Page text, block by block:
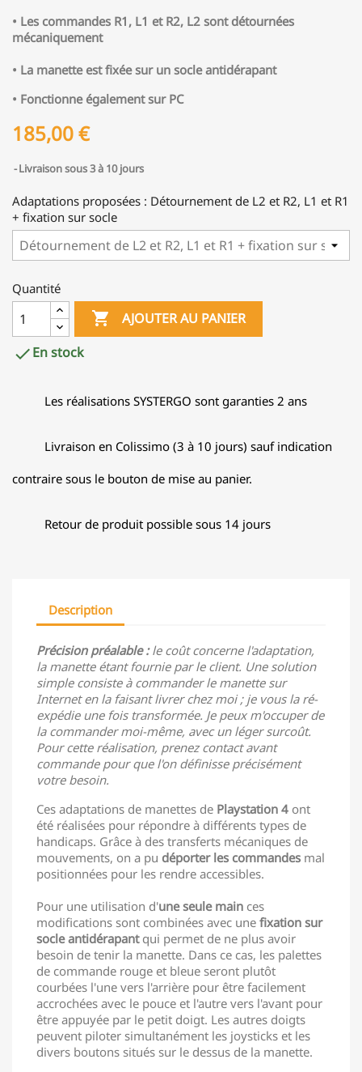
• Les commandes R1, L1 et R2, L2 sont détournées
mécaniquement
• La manette est fixée sur un socle antidérapant
• Fonctionne également sur PC
185,00 €
Livraison sous 3 à 10 jours
Adaptations proposées : Détournement de L2 et R2, L1 et R1
+ fixation sur socle
Quantité
 AJOUTER AU PANIER
En stock
Les réalisations SYSTERGO sont garanties 2 ans
Livraison en Colissimo (3 à 10 jours) sauf indication
contraire sous le bouton de mise au panier.
Retour de produit possible sous 14 jours
Description
Précision préalable :le coût concerne l'adaptation,
la manette étant fournie par le client. Une solution
simple consiste à commander le manette sur
Internet en la faisant livrer chez moi ; je vous la ré-
expédie une fois transformée. Je peux m'occuper de
la commander moi-même, avec un léger surcoût.
Pour cette réalisation, prenez contact avant
commande pour que l'on définisse précisément
votre besoin.
Ces adaptations de manettes de Playstation 4 ont
été réalisées pour répondre à différents types de
handicaps. Grâce à des transferts mécaniques de
mouvements, on a pu déporter les commandes mal
positionnées pour les rendre accessibles.
Pour une utilisation d'une seule main ces
modifications sont combinées avec une fixation sur
socle antidérapantqui permet de ne plus avoir
besoin de tenir la manette. Dans ce cas, les palettes
de commande rouge et bleue seront plutôt
courbées l'une vers l'arrière pour être facilement
accrochées avec le pouce et l'autre vers l'avant pour
être appuyée par le petit doigt. Les autres doigts
peuvent piloter simultanément les joysticks et les
divers boutons situés sur le dessus de la manette.